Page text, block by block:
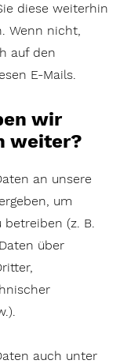
diese weiterhin
Wenn nicht,
auf den
E-Mails.
wir
weiter?
an unsere
um
betreiben (z. B.
über
auch unter